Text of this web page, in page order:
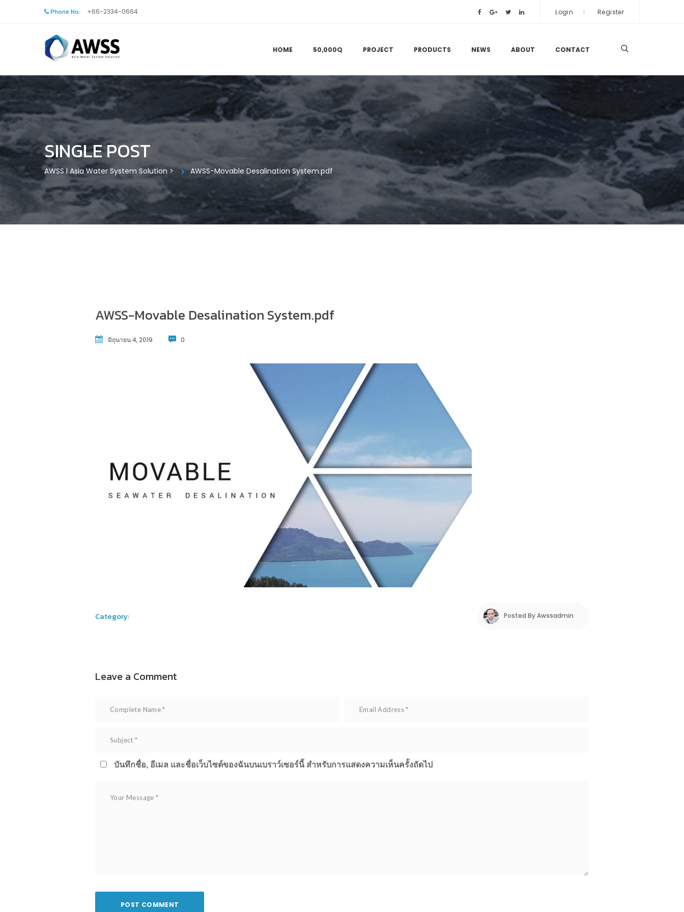
Phone No: +66-2334-0664 Login Register
HOME 50,000Q PROJECT PRODUCTS NEWS ABOUT CONTACT
SINGLE POST
AWSS l Asia Water System Solution > AWSS-Movable Desalination System.pdf
AWSS-Movable Desalination System.pdf
มิถุนายน 4, 2019 0
Category: Posted ByAwssadmin
Leave a Comment
บันทึกชื่อ, อีเมล และชื่อเว็บไซต์ของฉันบนเบราว์เซอร์นี้ สำหรับการแสดงความเห็นครั้งถัดไป